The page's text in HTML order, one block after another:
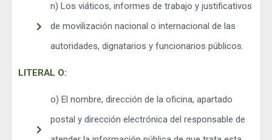
n) Los viáticos, informes de trabajo y justificativos
de movilización nacional o internacional de las
autoridades, dignatarios y funcionarios públicos.
LITERAL O:
o) El nombre, dirección de la oficina, apartado
postal y dirección electrónica del responsable de